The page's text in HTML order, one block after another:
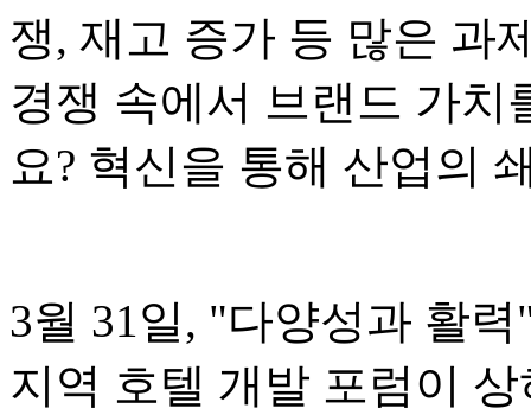
쟁, 재고 증가 등 많은 과
경쟁 속에서 브랜드 가치
요? 혁신을 통해 산업의
3월 31일, "다양성과 활
지역 호텔 개발 포럼이